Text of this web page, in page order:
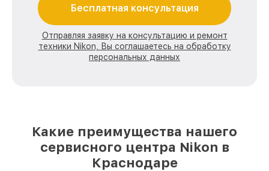
Бесплатная консультация
Отправляя заявку на консультацию и ремонт
техники Nikon, Вы соглашаетесь на обработку
персональных данных
Какие преимущества нашего
сервисного центра Nikon в
Краснодаре